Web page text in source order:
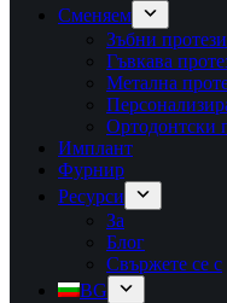
Сменяем
Зъбни протези
Гъвкава
Метална
Ортодонтски
Имплант
Фурнир
Ресурси
За
Блог
Свържете се с
BG